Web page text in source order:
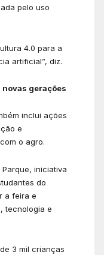
pelo uso
4.0 para a
artificial”, diz.
gerações
inclui ações
e
o agro.
iniciativa
do
a feira e
tecnologia e
3 mil crianças